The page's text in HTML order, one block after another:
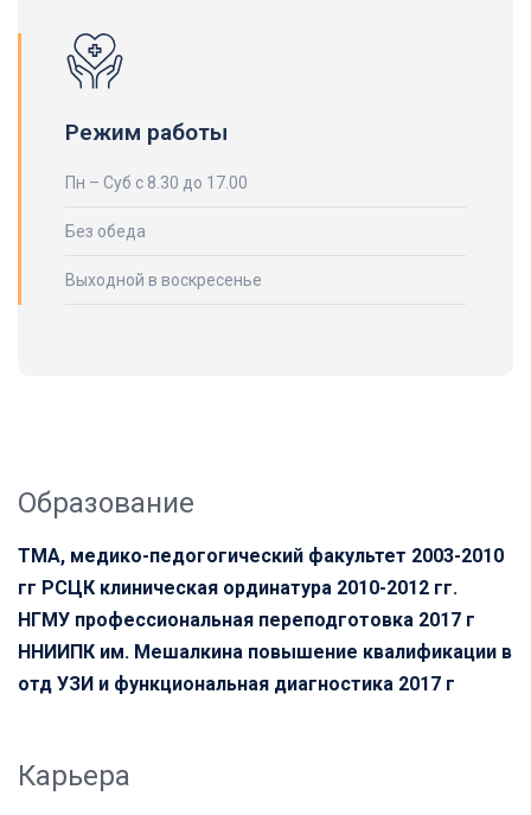
Режим работы
Пн – Суб с 8.30 до 17.00
Без обеда
Выходной в воскресенье
Образование
ТМА, медико-педогогический факультет 2003-2010
гг РСЦК клиническая ординатура 2010-2012 гг.
НГМУ профессиональная переподготовка 2017 г
ННИИПК им. Мешалкина повышение квалификации в
отд УЗИ и функциональная диагностика 2017 г
Карьера